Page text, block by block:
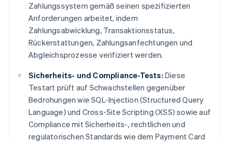
Zahlungssystem gemäß seinen spezifizierten
Anforderungen arbeitet, indem
Zahlungsabwicklung, Transaktionsstatus,
Rückerstattungen, Zahlungsanfechtungen und
Abgleichsprozesse verifiziert werden.
Sicherheits- und Compliance-Tests: Diese
Testart prüft auf Schwachstellen gegenüber
Bedrohungen wie SQL-Injection (Structured Query
Language) und Cross-Site Scripting (XSS) sowie auf
Compliance mit Sicherheits-, rechtlichen und
regulatorischen Standards wie dem Payment Card